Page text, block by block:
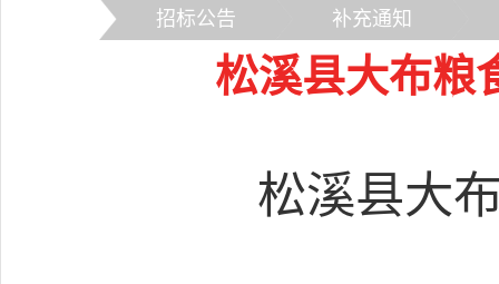
招标公告 补充通知
松溪县大布粮
松溪县大